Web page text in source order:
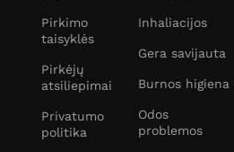
Pirkimo
taisyklės
Pirkėjų
atsiliepimai
Privatumo
politika
Inhaliacijos
Gera savijauta
Burnos higiena
Odos
problemos